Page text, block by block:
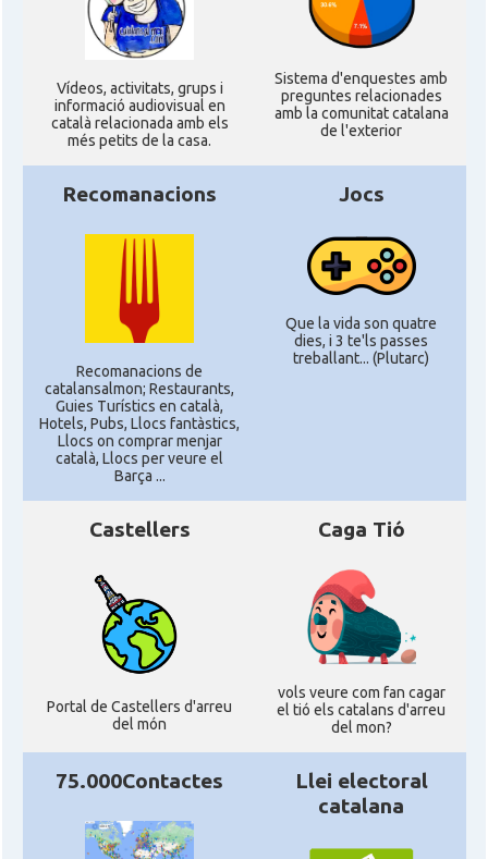
Ví­deos, activitats, grups i
informació audiovisual en
català relacionada amb els
més petits de la casa.
Sistema d'enquestes amb
preguntes relacionades
amb la comunitat catalana
de l'exterior
Recomanacions
Recomanacions de
catalansalmon; Restaurants,
Guies Turístics en català,
Hotels, Pubs, Llocs fantàstics,
Llocs on comprar menjar
català, Llocs per veure el
Barça ...
Jocs
Que la vida son quatre
dies, i 3 te'ls passes
treballant... (Plutarc)
Castellers
Portal de Castellers d'arreu
del món
Caga Tió
vols veure com fan cagar
el tió els catalans d'arreu
del mon?
75.000Contactes
Llei electoral
catalana